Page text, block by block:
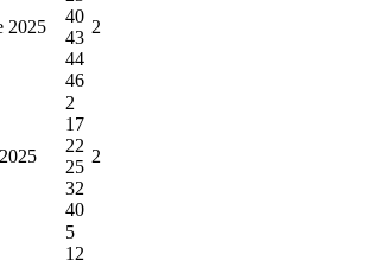
2025
40
43
44
46
2
2
17
22
25
32
40
2
5
12